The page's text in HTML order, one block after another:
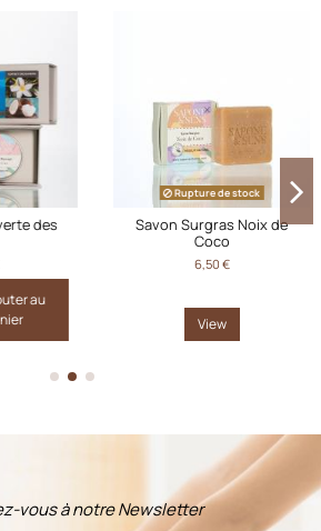
des
au
Rupture de stock
Savon Surgras Noix de
Coco
6,50 €
View
vous à notre Newsletter